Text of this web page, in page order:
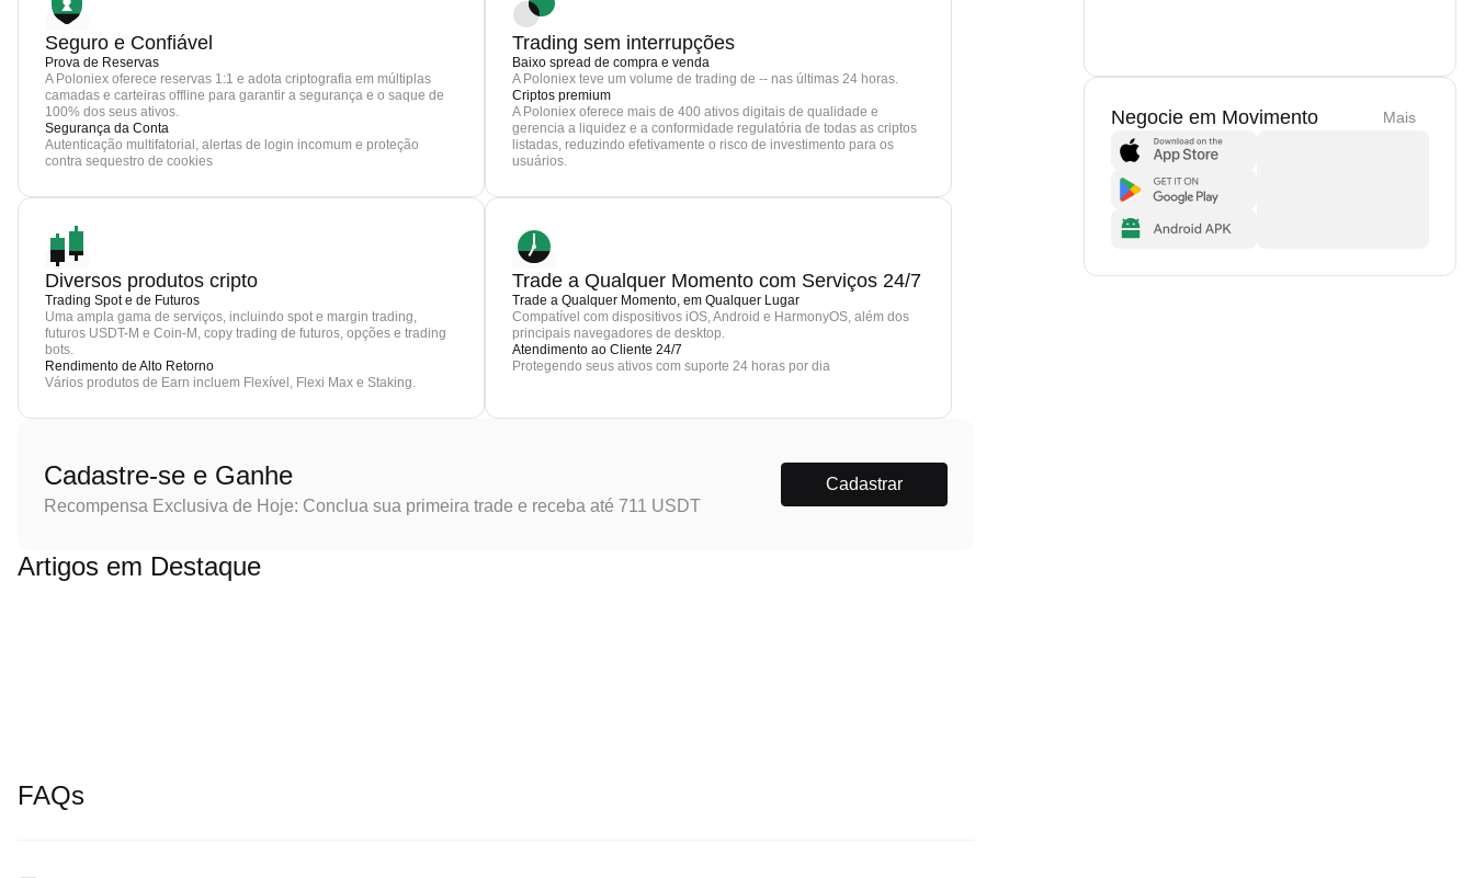
Seguro e Confiável
Prova de Reservas
A Poloniex oferece reservas 1:1 e adota criptografia em múltiplas
camadas e carteiras offline para garantir a segurança e o saque de
100% dos seus ativos.
Segurança da Conta
Autenticação multifatorial, alertas de login incomum e proteção
contra sequestro de cookies
Trading sem interrupções
Baixo spread de compra e venda
A Poloniex teve um volume de trading de -- nas últimas 24 horas.
Criptos premium
A Poloniex oferece mais de 400 ativos digitais de qualidade e
gerencia a liquidez e a conformidade regulatória de todas as criptos
listadas, reduzindo efetivamente o risco de investimento para os
usuários.
Diversos produtos cripto
Trading Spot e de Futuros
Uma ampla gama de serviços, incluindo spot e margin trading,
futuros USDT-M e Coin-M, copy trading de futuros, opções e trading
bots.
Rendimento de Alto Retorno
Vários produtos de Earn incluem Flexível, Flexi Max e Staking.
Trade a Qualquer Momento com Serviços 24/7
Trade a Qualquer Momento, em Qualquer Lugar
Compatível com dispositivos iOS, Android e HarmonyOS, além dos
principais navegadores de desktop.
Atendimento ao Cliente 24/7
Protegendo seus ativos com suporte 24 horas por dia
Cadastre-se e Ganhe
Recompensa Exclusiva de Hoje: Conclua sua primeira trade e receba até 711 USDT
Cadastrar
Artigos em Destaque
FAQs
Negocie em Movimento Mais